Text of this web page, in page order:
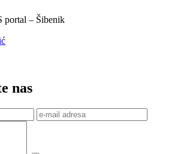
portal – Šibenik
nas